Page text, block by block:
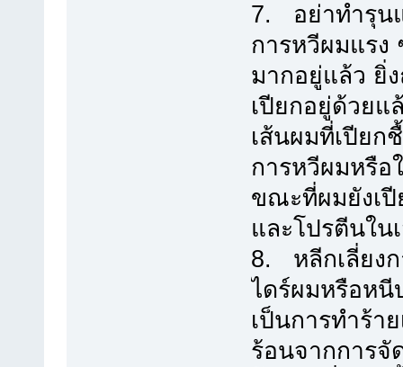
7. อย่าทำรุน
การหวีผมแรง
มากอยู่แล้ว ยิ่
เปียกอยู่ด้วยแ
เส้นผมที่เปียก
การหวีผมหรือ
ขณะที่ผมยังเปี
และโปรตีนใน
8. หลีกเลี่ยง
ไดร์ผมหรือหนี
เป็นการทำร้า
ร้อนจากการจั